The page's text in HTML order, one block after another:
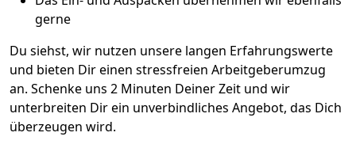
gerne
Du siehst, wir nutzen unsere langen Erfahrungswerte
und bieten Dir einen stressfreien Arbeitgeberumzug
an. Schenke uns 2 Minuten Deiner Zeit und wir
unterbreiten Dir ein unverbindliches Angebot, das Dich
überzeugen wird.